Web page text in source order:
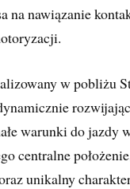
na nawiązanie
w pobliżu
warunki do jazdy
centralne
unikalny